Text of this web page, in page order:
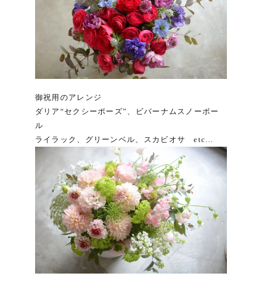
御祝用のアレンジ
ダリア“セクシーポーズ”、ビバーナムスノーボー
ル
ライラック、グリーンベル、スカビオサ etc…